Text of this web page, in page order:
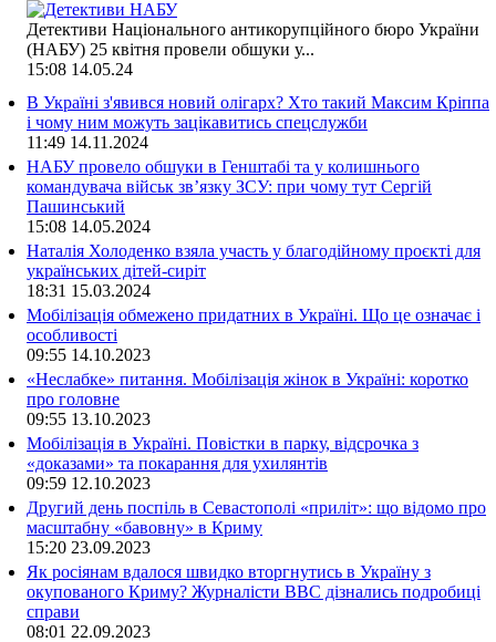
Детективи Національного антикорупційного бюро України
(НАБУ) 25 квітня провели обшуки у...
15:08 14.05.24
В Україні з'явився новий олігарх? Хто такий Максим Кріппа
і чому ним можуть зацікавитись спецслужби
11:49 14.11.2024
НАБУ провело обшуки в Генштабі та у колишнього
командувача військ зв’язку ЗСУ: при чому тут Сергій
Пашинський
15:08 14.05.2024
Наталія Холоденко взяла участь у благодійному проєкті для
українських дітей-сиріт
18:31 15.03.2024
Мобілізація обмежено придатних в Україні. Що це означає і
особливості
09:55 14.10.2023
«Неслабке» питання. Мобілізація жінок в Україні: коротко
про головне
09:55 13.10.2023
Мобілізація в Україні. Повістки в парку, відсрочка з
«доказами» та покарання для ухилянтів
09:59 12.10.2023
Другий день поспіль в Севастополі «приліт»: що відомо про
масштабну «бавовну» в Криму
15:20 23.09.2023
Як росіянам вдалося швидко вторгнутись в Україну з
окупованого Криму? Журналісти ВВС дізнались подробиці
справи
08:01 22.09.2023